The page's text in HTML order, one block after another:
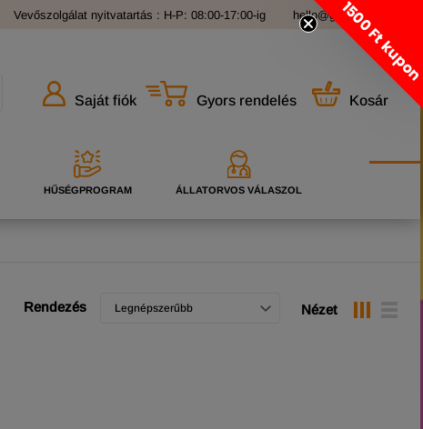
Vevőszolgálat nyitvatartás : H-P: 08:00-17:00-ig hello@grandopet.hu
Saját fiók Gyors rendelés Kosár
HŰSÉGPROGRAM ÁLLATORVOS VÁLASZOL
Rendezés Legnépszerűbb Nézet
1500 Ft